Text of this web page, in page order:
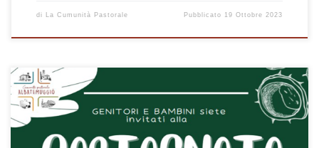
di La Cumunità Pastorale Pubblicato 19 Ottobre 2023